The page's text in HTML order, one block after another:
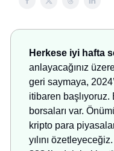
Herkese iyi hafta
anlayacağınız
geri saymaya,
itibaren başlıyoruz.
borsaları var.
kripto para
yılını